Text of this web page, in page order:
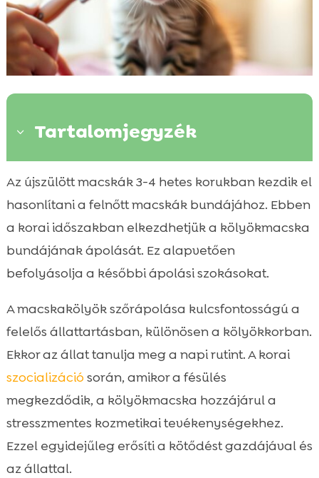
3 Tartalomjegyzék
 Kölyökmacskák fésülésének fontossága
 Milyen korban kezdjük el a fésülést?
 Hogyan válasszunk megfelelő fésűt?
 A kölyökmacska fésülés ideje
 Milyen technikákkal kezdjünk a fésülést?
fésülésre?
 Tippek és trükkök a fésüléshez
 Hogyan legyen a fésülés élmény a
kölyökmacska számára?
Milyen gyakran fésüljük a kölyökmacskát?
Fésülési problémák megoldása
A fésülés és az étrend összefüggése
A CricksyCat minőségi macskaeledelei
Az újszülött macskák 3-4 hetes korukban kezdik el
hasonlítani a felnőtt macskák bundájához. Ebben
a korai időszakban elkezdhetjük a kölyökmacska
bundájának ápolását. Ez alapvetően
befolyásolja a későbbi ápolási szokásokat.
A macskakölyök szőrápolása kulcsfontosságú a
felelős állattartásban, különösen a kölyökkorban.
Ekkor az állat tanulja meg a napi rutint. A korai
szocializáció során, amikor a fésülés
megkezdődik, a kölyökmacska hozzájárul a
stresszmentes kozmetikai tevékenységekhez.
Ezzel egyidejűleg erősíti a kötődést gazdájával és
az állattal.